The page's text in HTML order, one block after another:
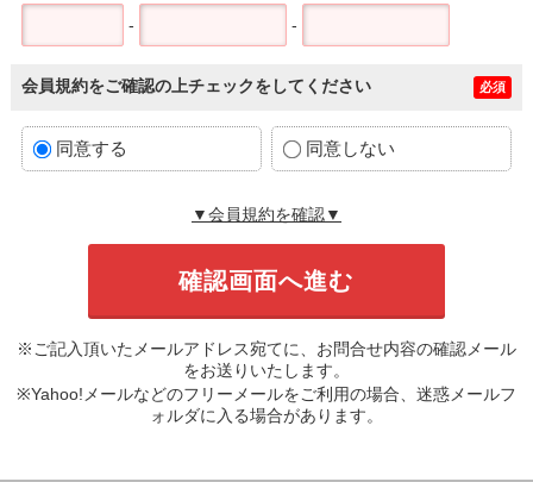
- -
会員規約をご確認の上チェックをしてください 必須
同意する 同意しない
▼会員規約を確認▼
※ご記入頂いたメールアドレス宛てに、お問合せ内容の確認メール
をお送りいたします。
※Yahoo!メールなどのフリーメールをご利用の場合、迷惑メールフ
ォルダに入る場合があります。